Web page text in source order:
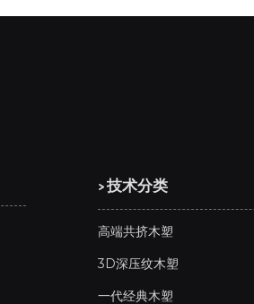
> 技术分类
高端共挤木塑
3D深压纹木塑
一代经典木塑